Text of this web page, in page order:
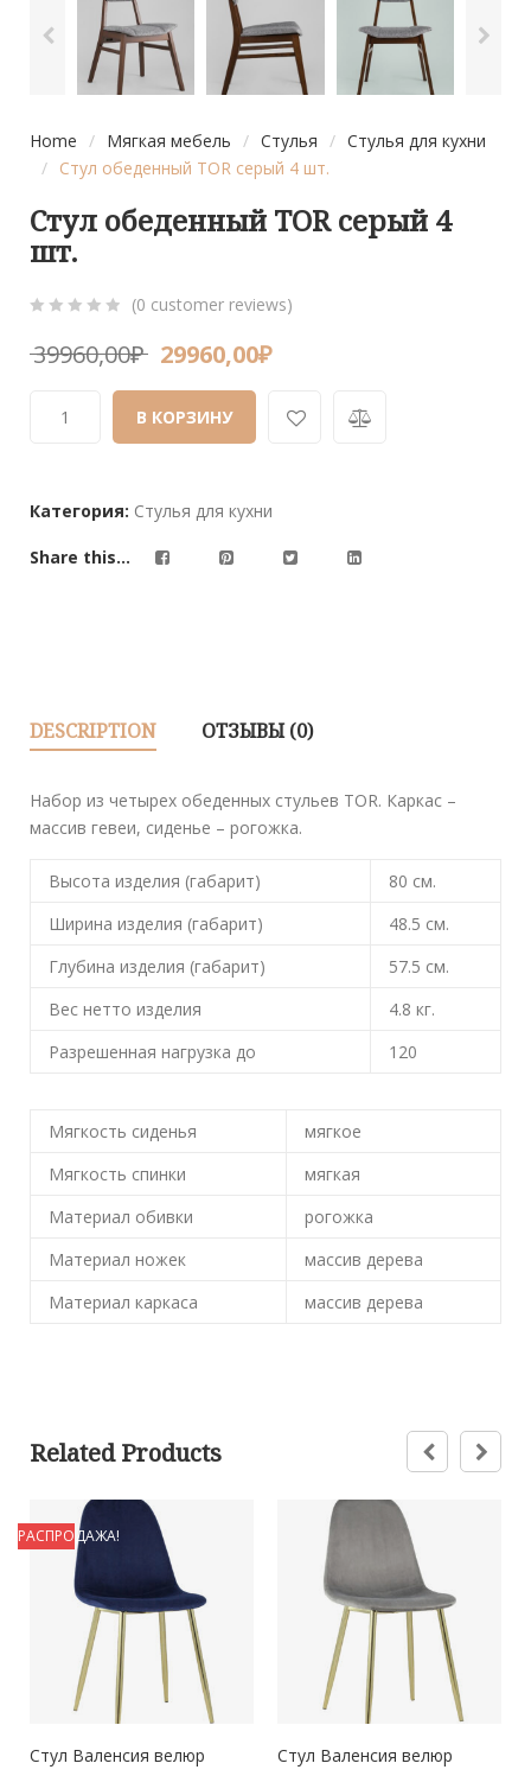
Home / Мягкая мебель / Стулья / Стулья для кухни
/ Стул обеденный TOR серый 4 шт.
Стул обеденный TOR серый 4
шт.
out
based
ratings
(0 customer reviews)
39960,00₽ 29960,00₽
В КОРЗИНУ
Категория: Стулья для кухни
Share this...
DESCRIPTION ОТЗЫВЫ (0)
Набор из четырех обеденных стульев TOR. Каркас –
массив гевеи, сиденье – рогожка.
Высота изделия (габарит) 80 см.
Ширина изделия (габарит)
48.5 см.
Глубина изделия (габарит)
57.5 см.
Вес нетто изделия
4.8 кг.
Разрешенная нагрузка до
120
Мягкость сиденья
мягкое
Мягкость спинки
мягкая
Материал обивки
рогожка
Материал ножек
массив дерева
Материал каркаса
массив дерева
Related Products
РАСПРОДАЖА!
Стул Валенсия велюр
Стул Валенсия велюр